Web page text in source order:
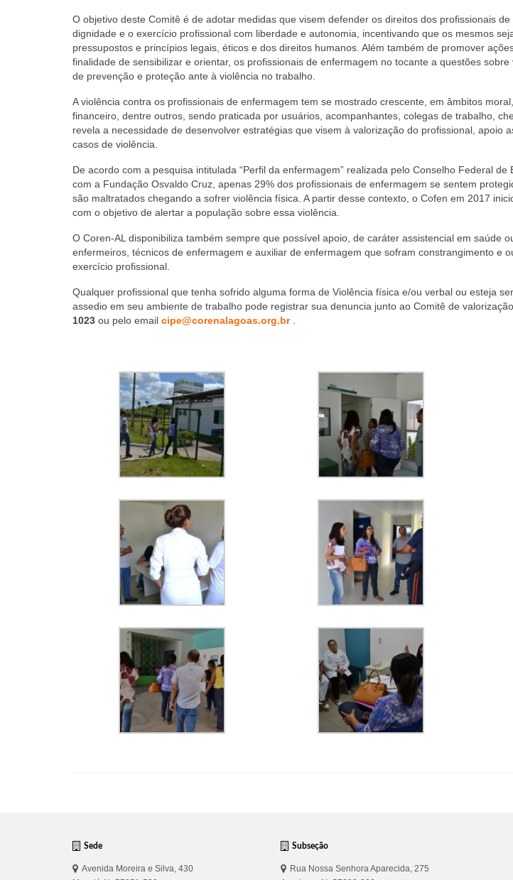
O objetivo deste Comitê é de adotar medidas que visem defender os direitos dos profissionais
dignidade e o exercício profissional com liberdade e autonomia, incentivando que os mesmos
pressupostos e princípios legais, éticos e dos direitos humanos. Além também de promover
finalidade de sensibilizar e orientar, os profissionais de enfermagem no tocante a questões
de prevenção e proteção ante à violência no trabalho.
A violência contra os profissionais de enfermagem tem se mostrado crescente, em âmbitos
financeiro, dentre outros, sendo praticada por usuários, acompanhantes, colegas de trabalho,
revela a necessidade de desenvolver estratégias que visem à valorização do profissional, apoio
casos de violência.
De acordo com a pesquisa intitulada “Perfil da enfermagem” realizada pelo Conselho Federal
com a Fundação Osvaldo Cruz, apenas 29% dos profissionais de enfermagem se sentem
são maltratados chegando a sofrer violência física. A partir desse contexto, o Cofen em 2017
com o objetivo de alertar a população sobre essa violência.
O Coren-AL disponibiliza também sempre que possível apoio, de caráter assistencial em saúde
enfermeiros, técnicos de enfermagem e auxiliar de enfermagem que sofram constrangimento e
exercício profissional.
Qualquer profissional que tenha sofrido alguma forma de Violência física e/ou verbal ou esteja
assedio em seu ambiente de trabalho pode registrar sua denuncia junto ao Comitê de
1023 ou pelo email cipe@corenalagoas.org.br.
Sede
Avenida Moreira e Silva, 430
Subseção
Rua Nossa Senhora Aparecida, 275